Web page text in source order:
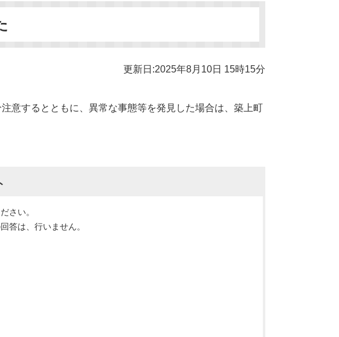
更新日:2025年8月10日 15時15分
意するとともに、異常な事態等を発見した場合は、築上町
さい。
答は、行いません。